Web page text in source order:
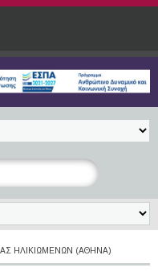
ΗΛΙΚΙΩΜΈΝΩΝ (ΑΘΉΝΑ)